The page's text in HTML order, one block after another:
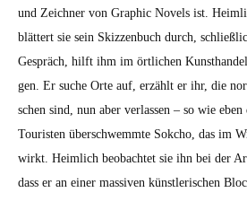
und Zeich­n­er von Graph­ic Nov­els ist.
blät­tert sie sein Skizzen­buch durch,
Gespräch, hil­ft ihm im örtlichen
gen. Er suche Orte auf, erzählt er ihr, die
schen sind, nun aber ver­lassen – so wie
Touris­ten über­schwemmte Sok­cho, das im
wirkt. Heim­lich beobachtet sie ihn bei der
dass er an ein­er mas­siv­en kün­st­lerischen